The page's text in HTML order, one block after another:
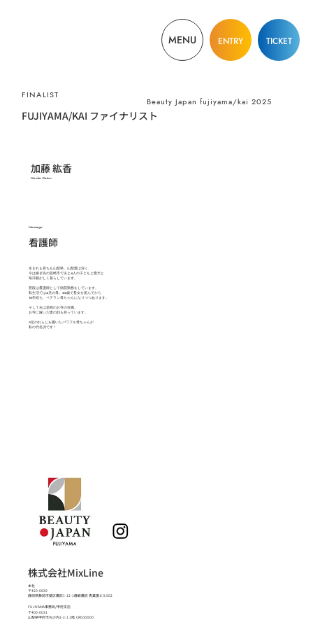
MENU ENTRY TICKET
​FINALIST
Beauty Japan fujiyama/kai 2025
FUJIYAMA/KAI ファイナリスト
加藤 紘香
Hiroka Katou
​Message
看護師
生まれも育ちも山梨県。山梨愛は深く、
今は嫁ぎ先の韮崎市で夫と4人の子どもと愛犬と
毎日騒がしく暮らしています。
普段は看護師として病院勤務をしています。
私生活では4児の母。22歳で長女を産んでから
10年経ち、ベテラン母ちゃんになりつつあります。
そして夫は韮崎のお寺の住職。
お寺に嫁いだ妻の顔も持っています。
３足のわらじを履いたパワフル母ちゃんが
私の代名詞です！
株式会社MixLine
本社
〒420-0839
静岡県静岡市葵区鷹匠1-12-1静鉄鷹匠 青葉園ビル502
FUJIYAMA事務局/甲府支店
〒400-0031
山梨県甲府市丸の内2-2-1 1階 CROSS500